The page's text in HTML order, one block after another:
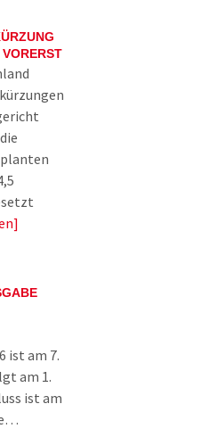
ist am 7.
am 1.
ist am